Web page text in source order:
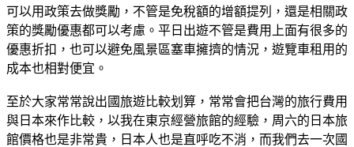
可以用政策去做獎勵，不管是免稅額的增額提列，還是相關政
策的獎勵優惠都可以考慮。平日出遊不管是費用上面有很多的
優惠折扣，也可以避免風景區塞車擁擠的情況，遊覽車租用的
成本也相對便宜。
至於大家常常說出國旅遊比較划算，常常會把台灣的旅行費用
與日本來作比較，以我在東京經營旅館的經驗，周六的日本旅
館價格也是非常貴，日本人也是直呼吃不消，而我們去一次國